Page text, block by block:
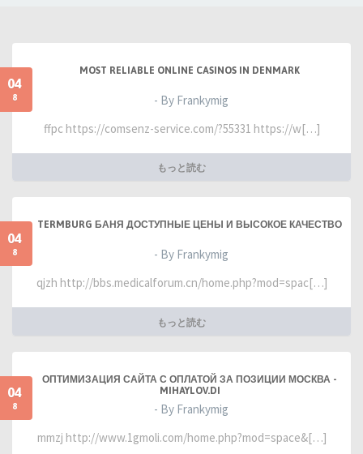
04
8
MOST RELIABLE ONLINE CASINOS IN DENMARK
- By Frankymig
ffpc https://comsenz-service.com/?55331 https://w[…]
もっと読む
04
8
TERMBURG БАНЯ ДОСТУПНЫЕ ЦЕНЫ И ВЫСОКОЕ КАЧЕСТВО
- By Frankymig
qjzh http://bbs.medicalforum.cn/home.php?mod=spac[…]
もっと読む
04
8
ОПТИМИЗАЦИЯ САЙТА С ОПЛАТОЙ ЗА ПОЗИЦИИ МОСКВА -
MIHAYLOV.DI
- By Frankymig
mmzj http://www.1gmoli.com/home.php?mod=space&[…]